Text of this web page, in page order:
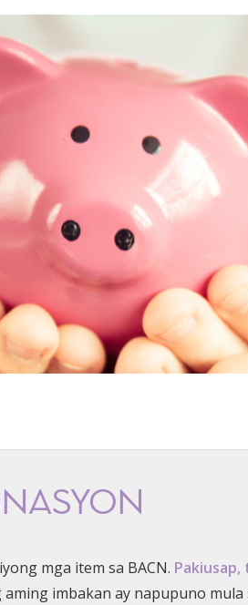
mga item sa BACN. Pakiusap,
imbakan ay napupuno